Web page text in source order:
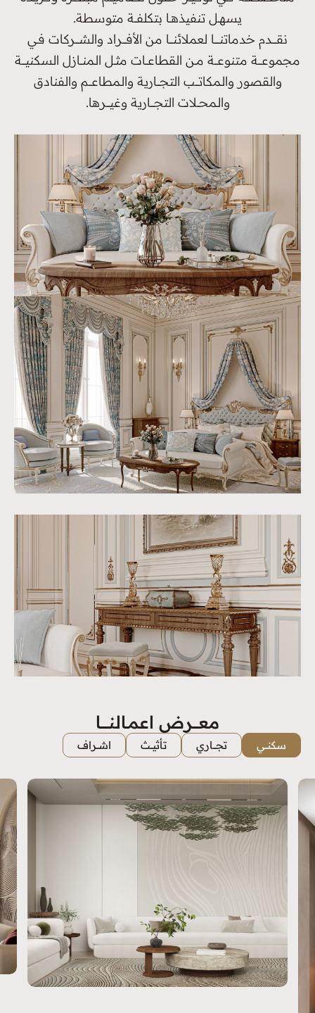
يسهــل تنفيذهــا بتكلفـــة متوسطة.
نقــــــدم خدماتنـــــــا لعملائنـــــا من الأفـــــراد والشـــــركات فـي
مجموعـــــة متنوعــــة مــن القطاعـــات مثــل الـمنـــازل السكنيـــــة
والقصور والـمكاتــــب التجــــارية والـمطاعــــم والفنادق
والـمحـــلات التجـــــارية وغيـــــرها.
معــــرض اعمـالنـــــا
سكنـــي تجــــاري تأثيـــث اشـــراف